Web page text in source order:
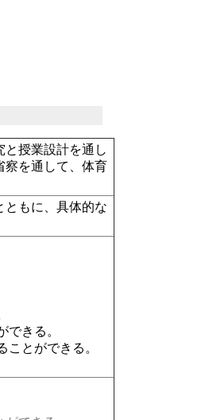
授業設計を通し
察を通して、体育
ともに、具体的な
きる。
とができる。